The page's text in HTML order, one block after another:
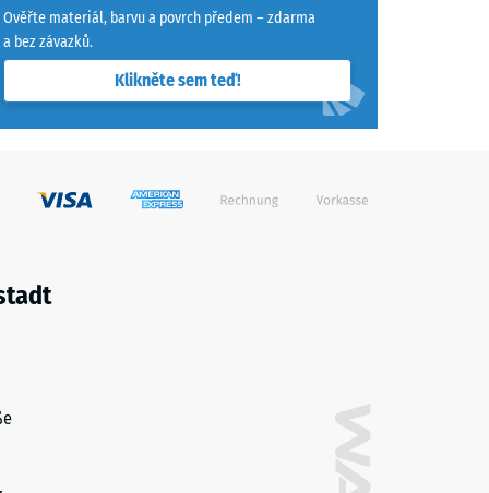
(BS 7188)
R10
Ověřte materiál, barvu a povrch předem – zdarma
a bez závazků.
Klikněte sem teď!